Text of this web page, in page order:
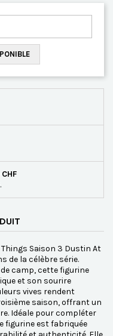
Saison 3 Dustin At
de la célèbre série.
camp, cette figurine
et son sourire
vives rendent
saison, offrant un
Idéale pour compléter
figurine est fabriquée